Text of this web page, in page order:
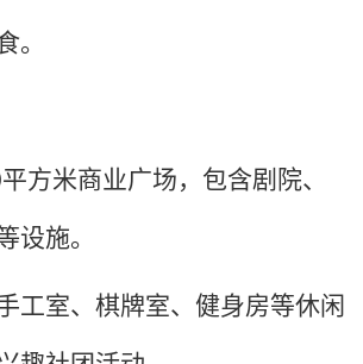
。
方米商业广场，包含剧院、
设施。
工室、棋牌室、健身房等休闲